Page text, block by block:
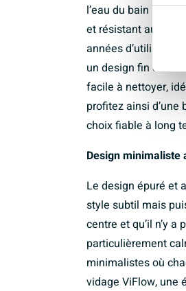
l’eau du bain reste
et résistant aux
années
un design fin et
facile à nettoyer,
profitez ainsi d’une
choix fiable à long
Design minimaliste
Le design épuré et
style subtil mais
centre et qu’il n’y
particulièrement
minimalistes où
vidage ViFlow, une